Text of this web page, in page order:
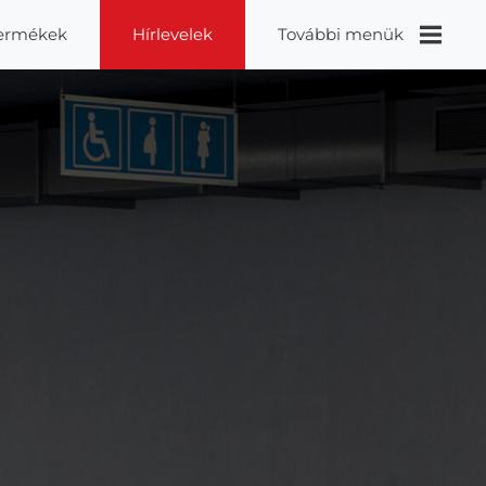
Hírlevelek További menük